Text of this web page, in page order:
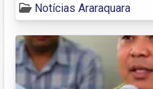
Notícias Araraquara